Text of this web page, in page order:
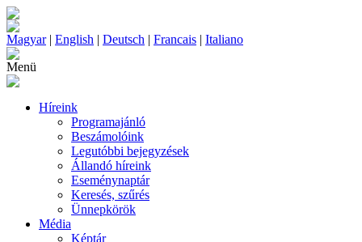
Magyar| English | Deutsch | Francais | Italiano
Menü
Híreink
Programajánló
Beszámolóink
Legutóbbi bejegyzések
Állandó híreink
Eseménynaptár
Keresés, szűrés
Ünnepkörök
Média
Képtár